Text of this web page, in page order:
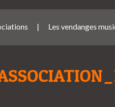
| Les vendanges